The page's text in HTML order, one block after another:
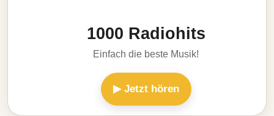
1000 Radiohits
Einfach die beste Musik!
▶ Jetzt hören